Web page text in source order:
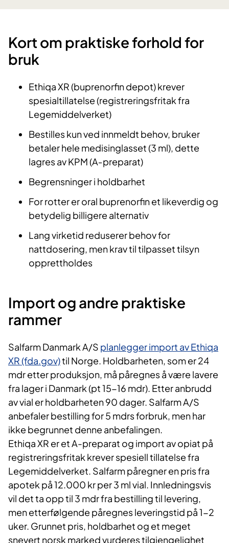
Kort om praktiske forhold for
bruk
Ethiqa XR (buprenorfin depot) krever
spesialtillatelse (registreringsfritak fra
Legemiddelverket)
Bestilles kun ved innmeldt behov, bruker
betaler hele medisinglasset (3 ml), dette
lagres av KPM (A‑preparat)
Begrensninger i holdbarhet
For rotter er oral buprenorfin et likeverdig og
betydelig billigere alternativ
Lang virketid reduserer behov for
nattdosering, men krav til tilpasset tilsyn
opprettholdes
Import og andre praktiske
rammer
Salfarm Danmark A/S planlegger import av Ethiqa
XR (fda.gov)til Norge. Holdbarheten, som er 24
mdr etter produksjon, må påregnes å være lavere
fra lager i Danmark (pt 15-16 mdr). Etter anbrudd
av vial er holdbarheten 90 dager. Salfarm A/S
anbefaler bestilling for 5 mdrs forbruk, men har
ikke begrunnet denne anbefalingen.
Ethiqa XR er et A-preparat og import av opiat på
registreringsfritak krever spesiell tillatelse fra
Legemiddelverket. Salfarm påregner en pris fra
apotek på 12.000 kr per 3 ml vial. Innledningsvis
vil det ta opp til 3 mdr fra bestilling til levering,
men etterfølgende påregnes leveringstid på 1-2
uker. Grunnet pris, holdbarhet og et meget
snevert norsk marked vurderes tilgjengelighet